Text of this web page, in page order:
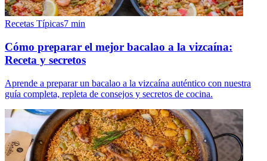
Recetas Típicas7 min
Cómo preparar el mejor bacalao a la vizcaína:
Receta y secretos
Aprende a preparar un bacalao a la vizcaína auténtico con nuestra
guía completa, repleta de consejos y secretos de cocina.